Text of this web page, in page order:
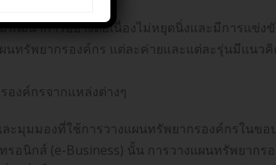
พัฒนาการอย่างต่อเนื่องไม่หยุดนิ่งและมีการแข่ง
นทรัพยากรองค์กร แต่ละค่ายและแต่ละรุ่นมีแนว
งค์กรจากแหล่งต่างๆ
มุมมองที่ใช้การวางแผนทรัพยากรองค์กรในขอ
รอนิกส์ (e-Business) นั้น การวางแผนทรัพยากร